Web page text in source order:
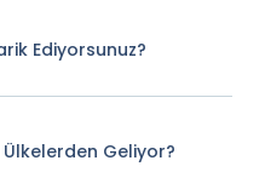
Ediyorsunuz?
Geliyor?